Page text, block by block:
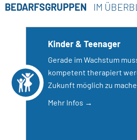
BEDARFSGRUPPEN IM
Kinder & Teenager
Gerade im Wachstum
kompetent therapiert
Zukunft möglich zu
Mehr Infos →